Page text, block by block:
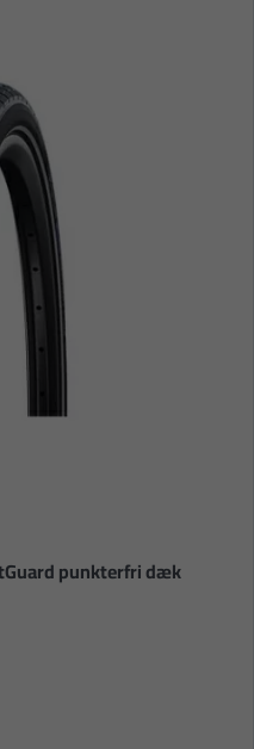
punkterfri dæk